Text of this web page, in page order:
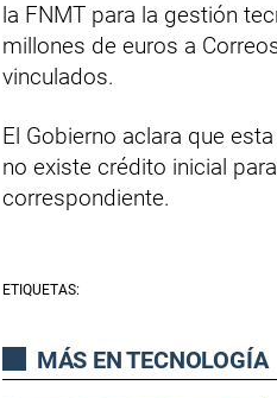
la FNMT para la gestión
millones de euros a
vinculados.
El Gobierno aclara que
no existe crédito inicial
correspondiente.
ETIQUETAS:
MÁS EN TECNOLOGÍA